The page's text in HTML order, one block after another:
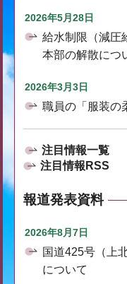
2026年5月28日
給水制限（減圧
本部の解散につ
2026年3月3日
職員の「服装の
注目情報一覧
注目情報RSS
報道発表資料
2026年8月7日
国道425号（上
について